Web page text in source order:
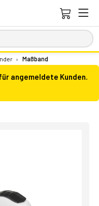
› Maßband
angemeldete Kunden.